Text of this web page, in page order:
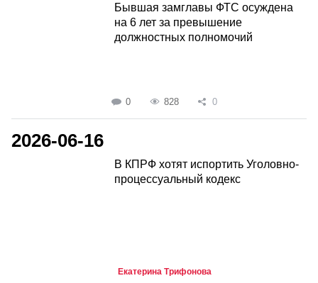
Бывшая замглавы ФТС осуждена
на 6 лет за превышение
должностных полномочий
0 828 0
2026-06-16
В КПРФ хотят испортить Уголовно-
процессуальный кодекс
Екатерина Трифонова